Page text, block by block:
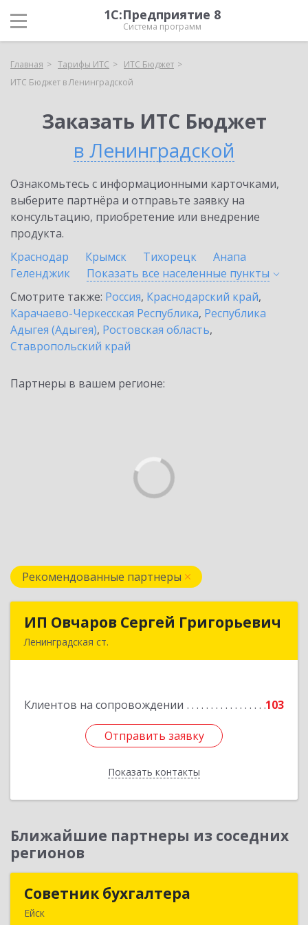
1С:Предприятие 8
Система программ
Главная Тарифы ИТС
ИТС Бюджет
ИТС Бюджет в Ленинградской
Заказать ИТС Бюджет
в Ленинградской
Ознакомьтесь с информационными карточками,
выберите партнёра и отправьте заявку на
консультацию, приобретение или внедрение
продукта.
Краснодар
Крымск Тихорецк
Анапа
Геленджик
Показать все населенные пункты
Смотрите также: Россия, Краснодарский край,
Карачаево-Черкесская Республика, Республика
Адыгея (Адыгея), Ростовская область,
Ставропольский край
Партнеры в вашем регионе:
Рекомендованные партнеры
ИП Овчаров Сергей Григорьевич
Ленинградская ст.
Клиентов на сопровождении 103
Отправить заявку
Показать контакты
ИП Овчаров Сергей Григорьевич
Ближайшие партнеры из соседних
регионов
Советник бухгалтера
Ейск
Советник бухгалтера